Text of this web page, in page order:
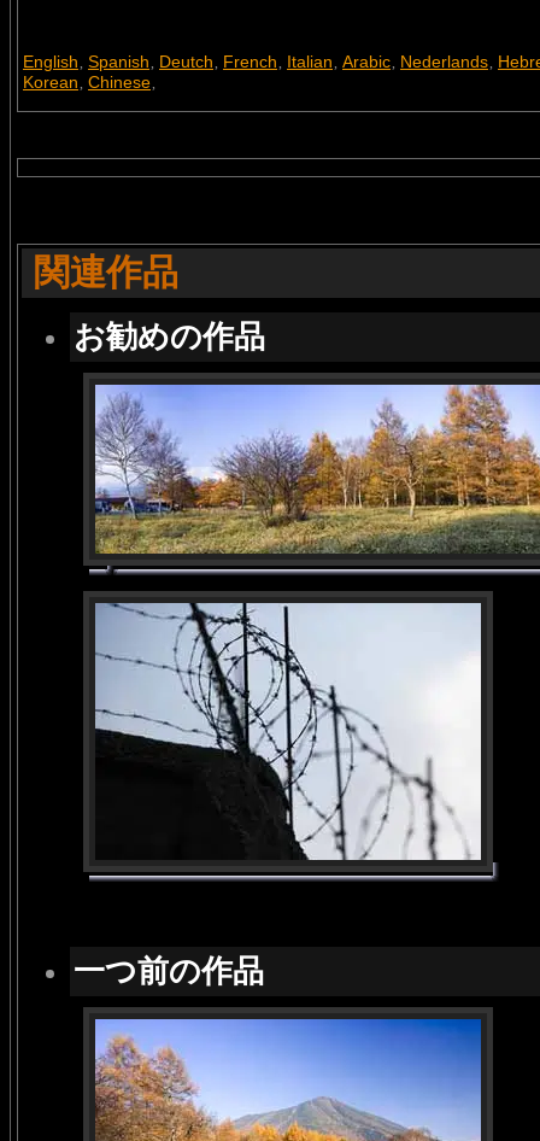
English, Spanish, Deutch, French, Italian, Arabic, Nederlands,
Korean, Chinese,
関連作品
お勧めの作品
一つ前の作品